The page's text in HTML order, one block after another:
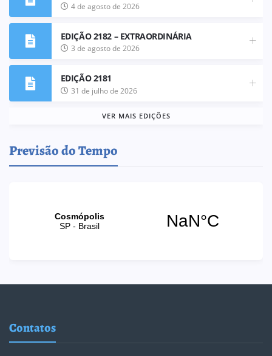
4 de agosto de 2026
EDIÇÃO 2182 – EXTRAORDINÁRIA
3 de agosto de 2026
EDIÇÃO 2181
31 de julho de 2026
VER MAIS EDIÇÕES
Previsão do Tempo
Contatos